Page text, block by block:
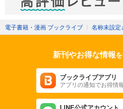
電子書籍・漫画 ブックライブ 〉 名称未設定
新刊やお得な情報
ブックライブアプリ
アプリの通知でお得情